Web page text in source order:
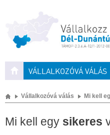
VÁLLALKOZÓVÁ VÁLÁS
Vállalkozóvá válás Mi kell
Mi kell egy sikeres